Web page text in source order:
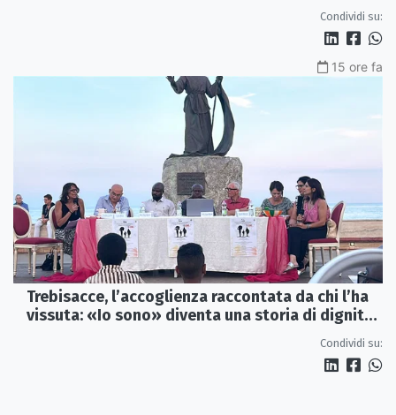
Condividi su:
15 ore fa
Trebisacce, l’accoglienza raccontata da chi l’ha
vissuta: «Io sono» diventa una storia di dignità
Condividi su: